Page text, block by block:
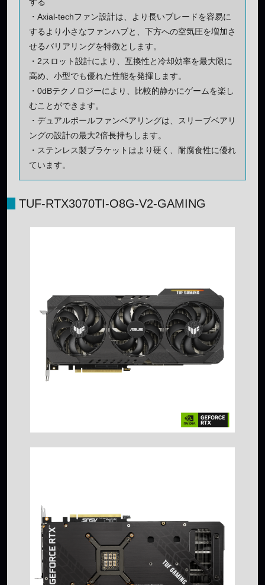
・Axial-techファン設計は、より長いブレードを容易に
するより小さなファンハブと、下方への空気圧を増加さ
せるバリアリングを特徴とします。
・2スロット設計により、互換性と冷却効率を最大限に
高め、小型でも優れた性能を発揮します。
・0dBテクノロジーにより、比較的静かにゲームを楽し
むことができます。
・デュアルボールファンベアリングは、スリーブベアリ
ングの設計の最大2倍長持ちします。
・ステンレス製ブラケットはより硬く、耐腐食性に優れ
ています。
TUF-RTX3070TI-O8G-V2-GAMING